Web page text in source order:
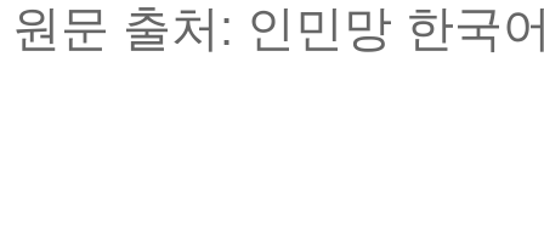
원문 출처: 인민망 한국